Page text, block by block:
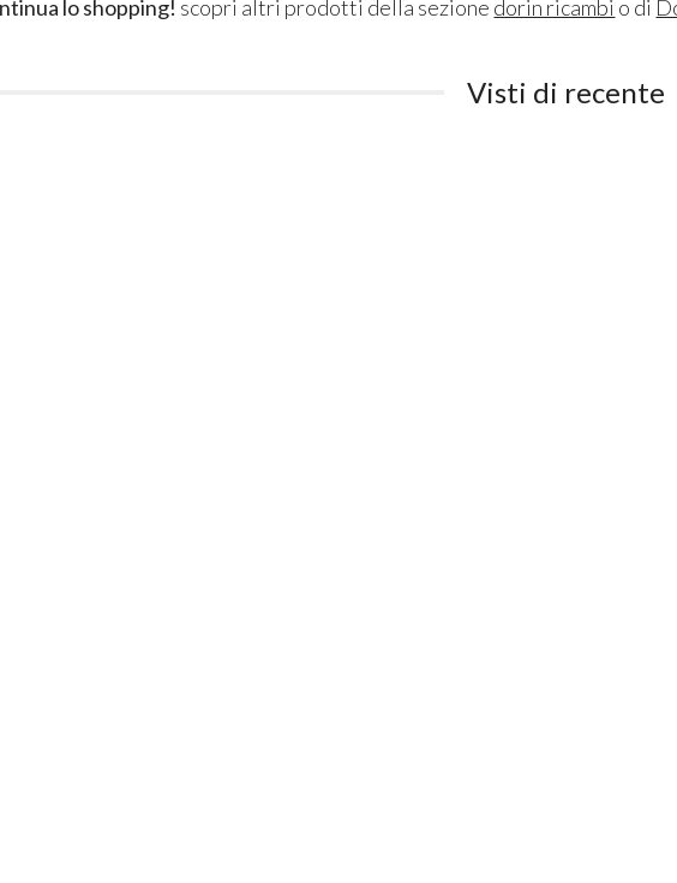
lo shopping! scopri altri prodotti della sezione dorin ricambi o di
Visti di recente